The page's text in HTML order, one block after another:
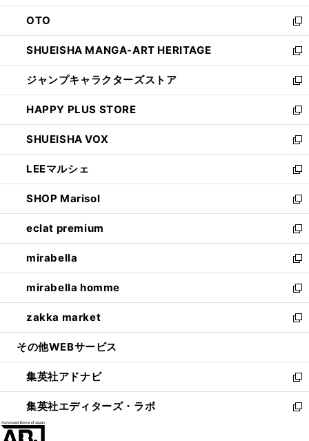
ウ
で
開
く
ン
ド
ウ
で
開
く
OTO
新
し
い
ウ
ィ
ン
ド
ウ
で
開
く
SHUEISHA MANGA-ART HERITAGE
新
し
い
ウ
ィ
ン
ド
ウ
で
開
く
ジャンプキャラクターズストア
新
し
い
ウ
ィ
ン
ド
ウ
で
開
く
HAPPY PLUS STORE
新
し
い
ウ
ィ
ン
ド
ウ
で
開
く
SHUEISHA VOX
新
し
い
ウ
ィ
ン
ド
ウ
で
開
く
LEEマルシェ
新
し
い
ウ
ィ
ン
ド
ウ
で
開
く
SHOP Marisol
新
し
い
ウ
ィ
ン
ド
ウ
で
開
eclat premium
新
し
い
ウ
ィ
ン
ド
ウ
開
く
mirabella
新
し
い
ウ
ィ
ン
ウ
で
開
く
mirabella homme
新
し
い
ウ
ン
ド
ウ
で
zakka market
新
し
ウ
ィ
ン
ド
その他WEBサービス
集英社アドナビ
新
し
い
集英社エディターズ・ラボ
新